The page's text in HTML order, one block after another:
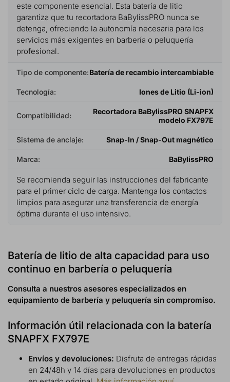
este componente esencial. Esta batería de litio
garantiza que tu recortadora BaBylissPRO nunca se
detenga, ofreciendo la autonomía necesaria para los
servicios más exigentes en barbería o peluquería
profesional.
Tipo de componente:Batería de recambio intercambiable
Tecnología: Iones de Litio (Li-ion)
Compatibilidad:
Recortadora BaBylissPRO SNAPFX
modelo FX797E
Sistema de anclaje: Snap-In / Snap-Out magnético
Marca: BaBylissPRO
Se recomienda seguir las instrucciones del fabricante
para el primer ciclo de carga. Mantenga los contactos
limpios para asegurar una transferencia de energía
óptima durante el uso intensivo.
Batería de litio de alta capacidad para uso
continuo en barbería o peluquería
Consulta a nuestros asesores especializados en
equipamiento de barbería y peluquería sin compromiso.
Información útil relacionada con la batería
SNAPFX FX797E
Envíos y devoluciones: Disfruta de entregas rápidas
en 24/48h y 14 días para devoluciones en productos